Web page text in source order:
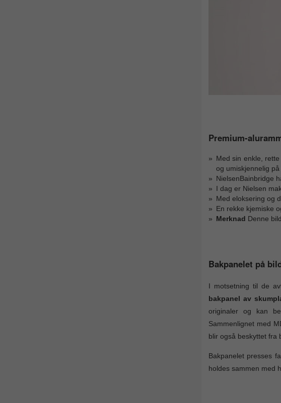
Premium-
Med sin enkle,
og umiskjennelig
NielsenBainbridge
I dag er Nielsen
Med eloksering og
En rekke kjemiske
Merknad Denne
Bakpanelet på
I motsetning til de
bakpanel av
originaler og kan
Sammenlignet med
blir også beskyttet fra
Bakpanelet presses
holdes sammen med